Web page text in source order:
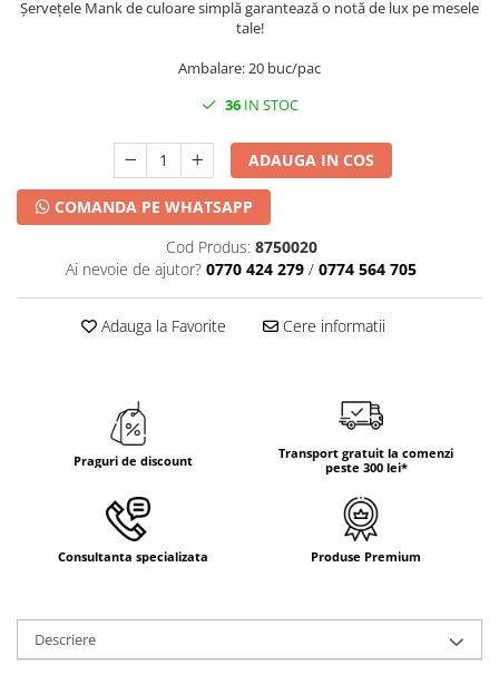
DECOR HALLOWEEN
DECOR CRACIUN & REVELION
DECOR TOAMNA
DECOR IARNA
TEMATICA CULINARA
DECOR MOS NICOLAE
TEMATICA FLORALA
Șervețele Mank de culoare simplă garantează o notă de lux pe mesele
tale!
Ambalare: 20 buc/pac
36IN STOC
ADAUGA IN COS
COMANDA PE WHATSAPP
Cod Produs: 8750020
Ai nevoie de ajutor? 0770 424 279 / 0774 564 705
Adauga la Favorite Cere informatii
Praguri de discount
Transport gratuit la comenzi
peste 300 lei*
Consultanta specializata Produse Premium
Descriere